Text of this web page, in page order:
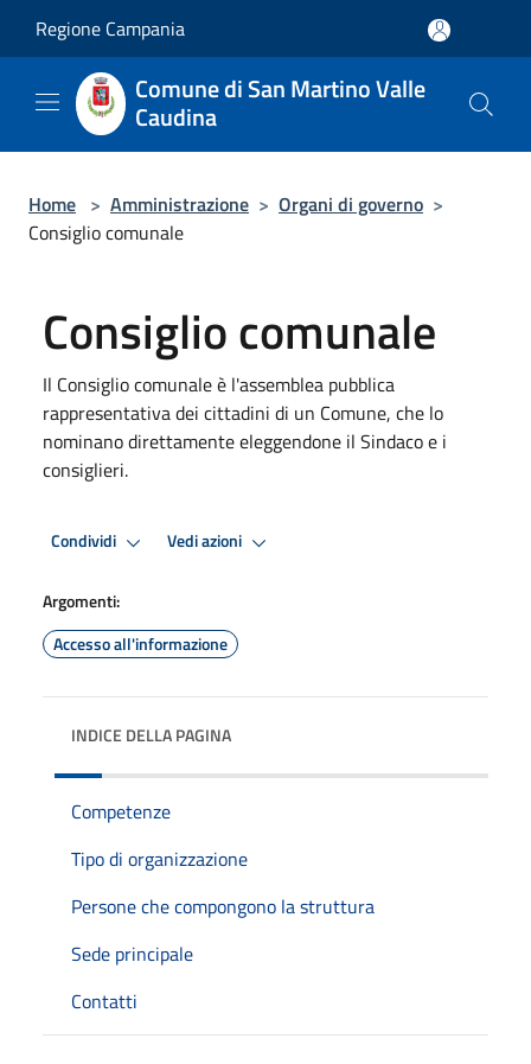
Regione Campania
Comune di San Martino Valle
Caudina
Home > Amministrazione > Organi di governo >
Consiglio comunale
Consiglio comunale
Il Consiglio comunale è l'assemblea pubblica
rappresentativa dei cittadini di un Comune, che lo
nominano direttamente eleggendone il Sindaco e i
consiglieri.
Condividi Vedi azioni
Argomenti:
Accesso all'informazione
INDICE DELLA PAGINA
Competenze
Tipo di organizzazione
Persone che compongono la struttura
Sede principale
Contatti